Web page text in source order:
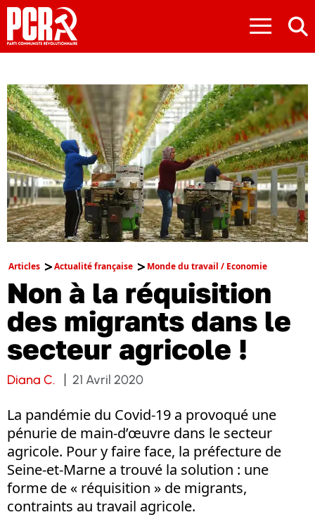
≡
Articles Actualité française Monde du travail / Economie
Non à la réquisition
des migrants dans le
secteur agricole !
Diana C. 21 Avril 2020
La pandémie du Covid-19 a provoqué une
pénurie de main-d’œuvre dans le secteur
agricole. Pour y faire face, la préfecture de
Seine-et-Marne a trouvé la solution : une
forme de « réquisition » de migrants,
contraints au travail agricole.